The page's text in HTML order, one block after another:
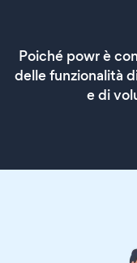
Poiché powr è
delle funzionalità
e di